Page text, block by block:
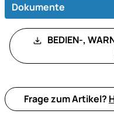
Dokumente
BEDIEN-,
Frage zum Artikel?